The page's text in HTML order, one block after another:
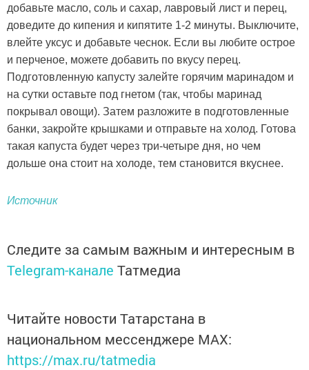
добавьте масло, соль и сахар, лавровый лист и перец,
доведите до кипения и кипятите 1-2 минуты. Выключите,
влейте уксус и добавьте чеснок. Если вы любите острое
и перченое, можете добавить по вкусу перец.
Подготовленную капусту залейте горячим маринадом и
на сутки оставьте под гнетом (так, чтобы маринад
покрывал овощи). Затем разложите в подготовленные
банки, закройте крышками и отправьте на холод. Готова
такая капуста будет через три-четыре дня, но чем
дольше она стоит на холоде, тем становится вкуснее.
Источник
Следите за самым важным и интересным в
Telegram-канале Татмедиа
Читайте новости Татарстана в
национальном мессенджере MАХ:
https://max.ru/tatmedia